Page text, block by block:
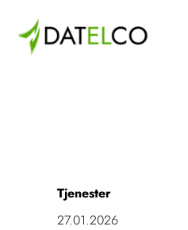
Tjenester
27.01.2026